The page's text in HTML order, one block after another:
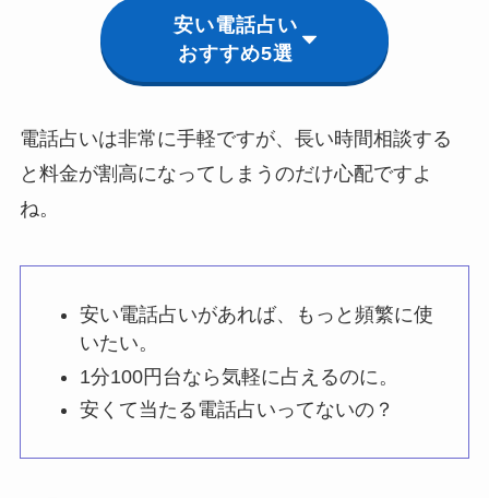
安い電話占い
おすすめ5選
電話占いは非常に手軽ですが、長い時間相談する
と料金が割高になってしまうのだけ心配ですよ
ね。
安い電話占いがあれば、もっと頻繁に使
いたい。
1分100円台なら気軽に占えるのに。
安くて当たる電話占いってないの？